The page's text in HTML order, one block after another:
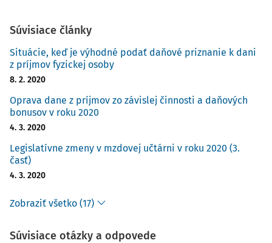
Súvisiace články
Situácie, keď je výhodné podať daňové priznanie k dani
z príjmov fyzickej osoby
8. 2. 2020
Oprava dane z príjmov zo závislej činnosti a daňových
bonusov v roku 2020
4. 3. 2020
Legislatívne zmeny v mzdovej učtárni v roku 2020 (3.
časť)
4. 3. 2020
Zobraziť všetko (17)
Súvisiace otázky a odpovede